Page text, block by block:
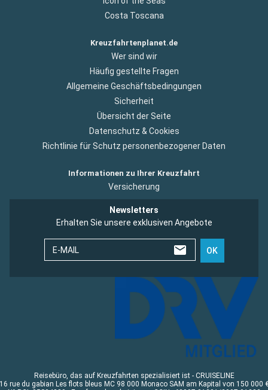
Costa Toscana
Kreuzfahrtenplanet.de
Wer sind wir
Häufig gestellte Fragen
Allgemeine Geschäftsbedingungen
Sicherheit
Übersicht der Seite
Datenschutz & Cookies
Richtlinie für Schutz personenbezogener Daten
Informationen zu Ihrer Kreuzfahrt
Versicherung
Newsletters
Erhalten Sie unsere exklusiven Angebote
E-MAIL OK
Reisebüro, das auf Kreuzfahrten spezialisiert ist - CRUISELINE
rue du gabian Les flots bleus MC 98 000 Monaco SAM am Kapital von 150 000